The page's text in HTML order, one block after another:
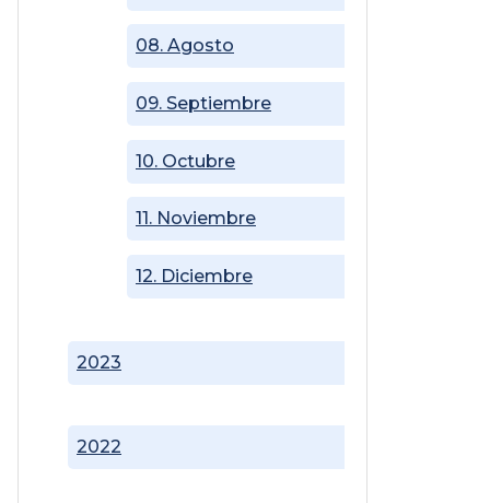
2022
2023
08. Agosto
09. Septiembre
10. Octubre
11. Noviembre
12. Diciembre